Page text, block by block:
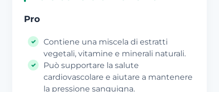
Pro
Contiene una miscela di estratti
vegetali, vitamine e minerali naturali.
Può supportare la salute
cardiovascolare e aiutare a mantenere
la pressione sanguigna.